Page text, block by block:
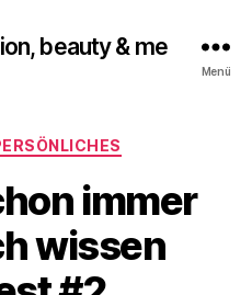
beauty & me
Menü
Kategorien
immer
wissen